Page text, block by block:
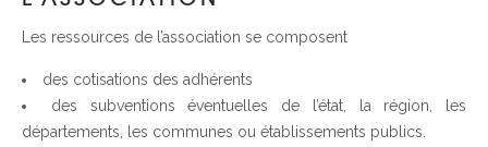
Les ressources de l’association se composent
des cotisations des adhérents
des subventions éventuelles de l’état, la région, les
départements, les communes ou établissements publics.